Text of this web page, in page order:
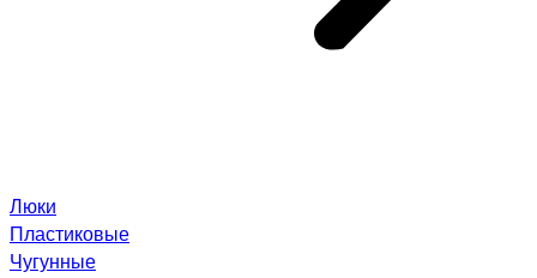
Люки
Пластиковые
Чугунные